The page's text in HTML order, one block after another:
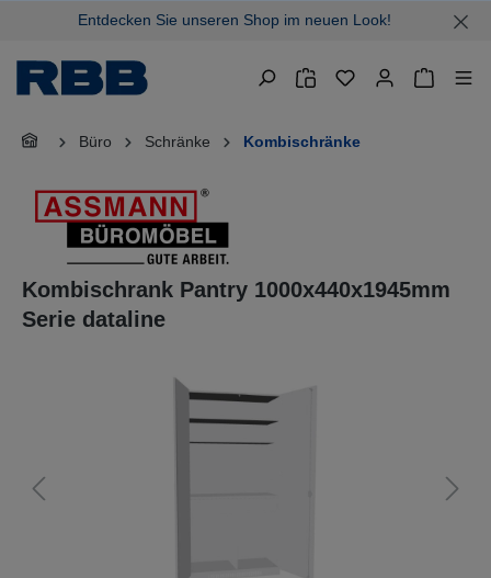
springenEntdecken Sie unseren Shop im neuen Look!
Büro Schränke Kombischränke
Kombischrank Pantry 1000x440x1945mm
Serie dataline
Bildergalerie überspringen